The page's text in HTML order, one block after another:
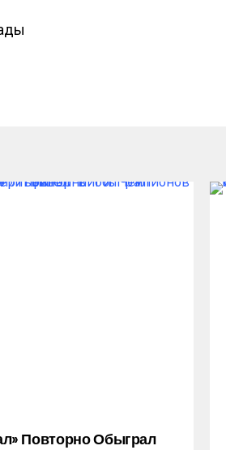
Повторно Обыграл